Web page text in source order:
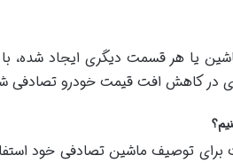
یا هر قسمت دیگری ایجاد شده،
در کاهش افت قیمت خودرو
برای توصیف ماشین تصادفی خود